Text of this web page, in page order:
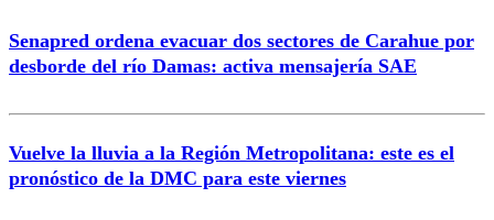
Senapred ordena evacuar dos sectores de Carahue por
desborde del río Damas: activa mensajería SAE
Vuelve la lluvia a la Región Metropolitana: este es el
pronóstico de la DMC para este viernes